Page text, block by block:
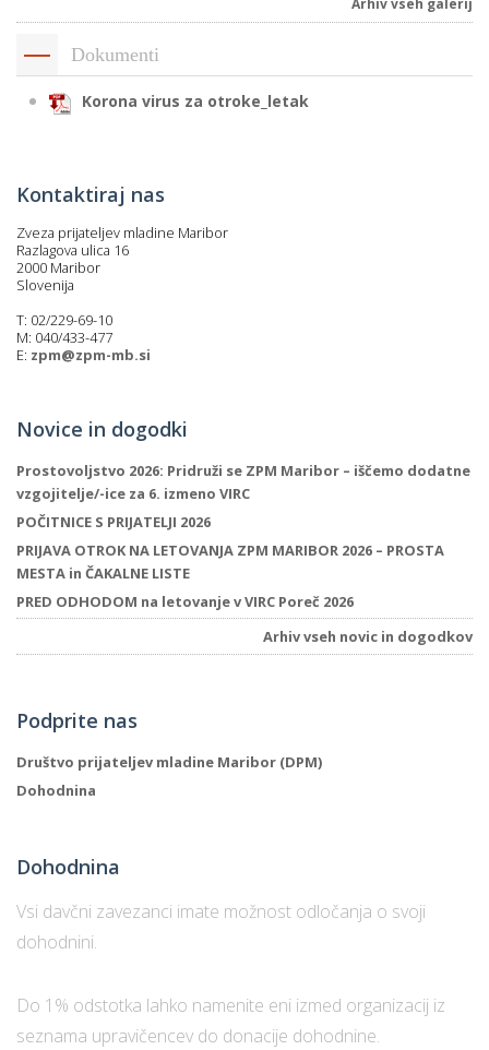
Arhiv vseh galerij
Dokumenti
Korona virus za otroke_letak
Kontaktiraj nas
Zveza prijateljev mladine Maribor
Razlagova ulica 16
2000 Maribor
Slovenija
T: 02/229-69-10
M: 040/433-477
E: zpm@zpm-mb.si
Novice in dogodki
Prostovoljstvo 2026: Pridruži se ZPM Maribor – iščemo dodatne
vzgojitelje/-ice za 6. izmeno VIRC
POČITNICE S PRIJATELJI 2026
PRIJAVA OTROK NA LETOVANJA ZPM MARIBOR 2026 – PROSTA
MESTA in ČAKALNE LISTE
PRED ODHODOM na letovanje v VIRC Poreč 2026
Arhiv vseh novic in dogodkov
Podprite nas
Društvo prijateljev mladine Maribor (DPM)
Dohodnina
Dohodnina
Vsi davčni zavezanci imate možnost odločanja o svoji
dohodnini.
Do 1% odstotka lahko namenite eni izmed organizacij iz
seznama upravičencev do donacije dohodnine.